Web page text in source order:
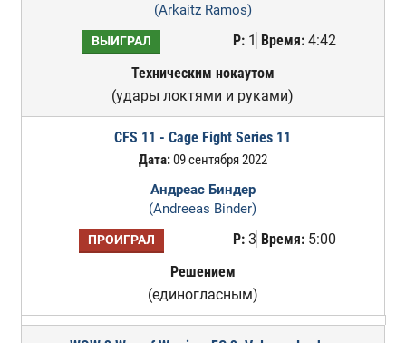
(Arkaitz Ramos)
ВЫИГРАЛ Р:1 Время:4:42
Техническим нокаутом
(удары локтями и руками)
CFS 11 - Cage Fight Series 11
Дата:09 сентября 2022
Андреас Биндер
(Andreeas Binder)
ПРОИГРАЛ Р:3 Время:5:00
Решением
(единогласным)